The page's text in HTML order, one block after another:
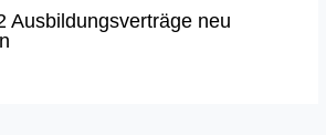
Ausbildungsverträge neu